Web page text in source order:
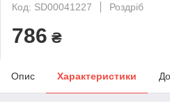
Код: SD00041227
Роздріб
786 ₴
Опис Характеристики